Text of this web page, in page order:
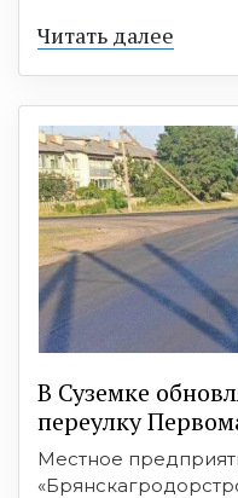
Читать далее
В Суземке
переулку
Местное